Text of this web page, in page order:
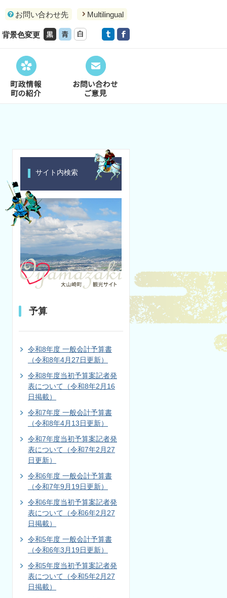
お問い合わせ先 Multilingual
背景色変更
サイト内検索
予算
令和8年度 一般会計予算書
（令和8年4月27日更新）
令和8年度当初予算案記者発
表について（令和8年2月16
日掲載）
令和7年度 一般会計予算書
（令和8年4月13日更新）
令和7年度当初予算案記者発
表について（令和7年2月27
日更新）
令和6年度 一般会計予算書
（令和7年9月19日更新）
令和6年度当初予算案記者発
表について（令和6年2月27
日掲載）
令和5年度 一般会計予算書
（令和6年3月19日更新）
令和5年度当初予算案記者発
表について（令和5年2月27
日掲載）